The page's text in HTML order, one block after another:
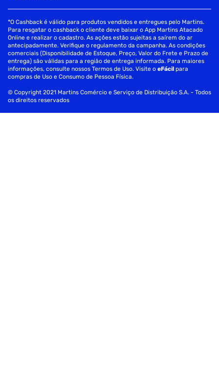
*O Cashback é válido para produtos vendidos e entregues pelo Martins.
Para resgatar o cashback o cliente deve baixar o App Martins Atacado
Online e realizar o cadastro. As ações estão sujeitas a saírem do ar
antecipadamente. Verifique o regulamento da campanha. As condições
comerciais (Disponibilidade de Estoque, Preço, Valor do Frete e Prazo de
entrega) são válidas para a região de entrega informada. Para maiores
informações, consulte nossos Termos de Uso. Visite oeFácil para
compras de Uso e Consumo de Pessoa Física.
© Copyright 2021 Martins Comércio e Serviço de Distribuição S.A. - Todos
os direitos reservados